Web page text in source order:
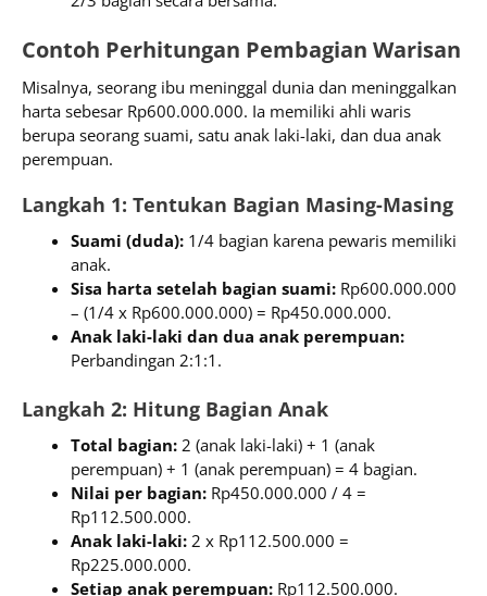
Contoh Perhitungan Pembagian Warisan
Misalnya, seorang ibu meninggal dunia dan meninggalkan
harta sebesar Rp600.000.000. Ia memiliki ahli waris
berupa seorang suami, satu anak laki-laki, dan dua anak
perempuan.
Langkah 1: Tentukan Bagian Masing-Masing
Suami (duda): 1/4 bagian karena pewaris memiliki
anak.
Sisa harta setelah bagian suami: Rp600.000.000
– (1/4 x Rp600.000.000) = Rp450.000.000.
Anak laki-laki dan dua anak perempuan:
Perbandingan 2:1:1.
Langkah 2: Hitung Bagian Anak
Total bagian: 2 (anak laki-laki) + 1 (anak
perempuan) + 1 (anak perempuan) = 4 bagian.
Nilai per bagian: Rp450.000.000 / 4 =
Rp112.500.000.
Anak laki-laki: 2 x Rp112.500.000 =
Rp225.000.000.
Setiap anak perempuan: Rp112.500.000.